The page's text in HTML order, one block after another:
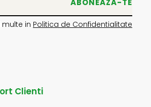
in Politica de Confidentialitate
Clienti